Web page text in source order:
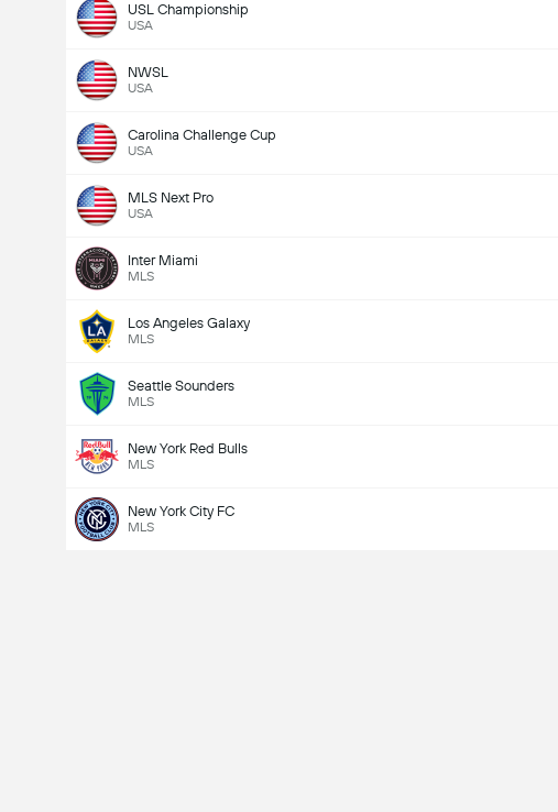
USL Championship
USA
NWSL
USA
Carolina Challenge Cup
USA
MLS Next Pro
USA
Inter Miami
MLS
Los Angeles Galaxy
MLS
Seattle Sounders
MLS
New York Red Bulls
MLS
New York City FC
MLS